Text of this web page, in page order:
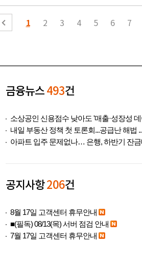
1 2 3 4 5 6 7
금융뉴스493건
내일 부동산 정책 첫 토론회...공급난 해법 ..
공지사항206건
8월 17일 고객센터 휴무안내
■(필독) 08/13(목) 서버 점검 안내
7월 17일 고객센터 휴무안내